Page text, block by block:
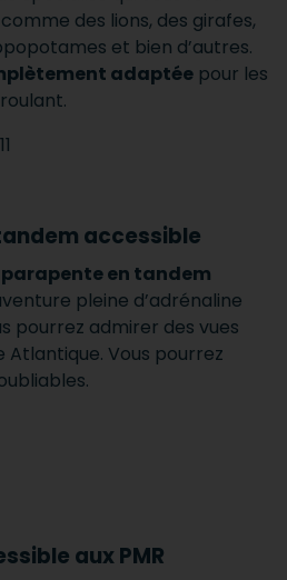
des lions, des girafes,
et bien d’autres.
adaptée pour les
accessible
parapente en tandem
pleine d’adrénaline
pourrez admirer des vues
Vous pourrez
aux PMR